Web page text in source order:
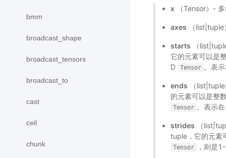
bmm
broadcast_shape
broadcast_tensors
broadcast_to
cast
ceil
chunk
x （Tensor）-
axes （
starts （
它的元素可以是
D
Tensor 。表
ends （
的元素可以是整
Tensor 。表示
strides （
tuple，它的元素
Tensor ，则是